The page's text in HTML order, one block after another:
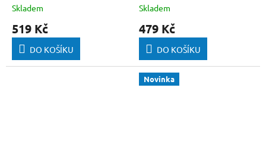
Skladem
519 Kč
DO KOŠÍKU
Skladem
479 Kč
DO KOŠÍKU
Novinka